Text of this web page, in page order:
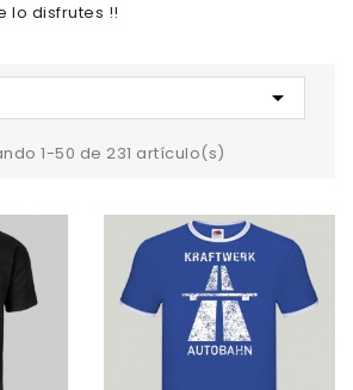
lo disfrutes !!

1-50 de 231 artículo(s)